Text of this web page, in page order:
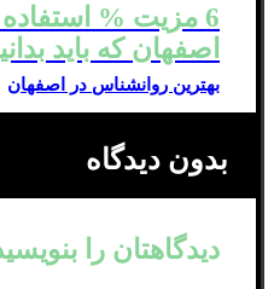
6 مزیت % استفاده
اصفهان که باید
بهترین روانشناس در اصفهان
بدون دیدگاه
دیدگاهتان را